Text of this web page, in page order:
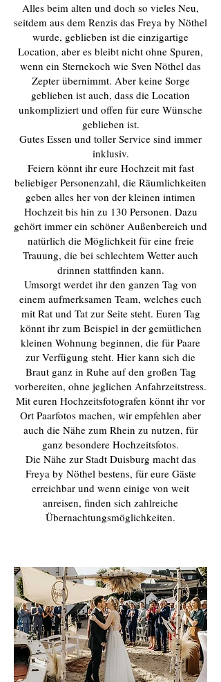
Alles beim alten und doch so vieles Neu,
seitdem aus dem Renzis das Freya by Nöthel
wurde, geblieben ist die einzigartige
Location, aber es bleibt nicht ohne Spuren,
wenn ein Sternekoch wie Sven Nöthel das
Zepter übernimmt. Aber keine Sorge
geblieben ist auch, dass die Location
unkompliziert und offen für eure Wünsche
geblieben ist.
Gutes Essen und toller Service sind immer
inklusiv.
Feiern könnt ihr eure Hochzeit mit fast
beliebiger Personenzahl, die Räumlichkeiten
geben alles her von der kleinen intimen
Hochzeit bis hin zu 130 Personen. Dazu
gehört immer ein schöner Außenbereich und
natürlich die Möglichkeit für eine freie
Trauung, die bei schlechtem Wetter auch
drinnen stattfinden kann.
Umsorgt werdet ihr den ganzen Tag von
einem aufmerksamen Team, welches euch
mit Rat und Tat zur Seite steht. Euren Tag
könnt ihr zum Beispiel in der gemütlichen
kleinen Wohnung beginnen, die für Paare
zur Verfügung steht. Hier kann sich die
Braut ganz in Ruhe auf den großen Tag
vorbereiten, ohne jeglichen Anfahrzeitstress.
Mit euren Hochzeitsfotografen könnt ihr vor
Ort Paarfotos machen, wir empfehlen aber
auch die Nähe zum Rhein zu nutzen, für
ganz besondere Hochzeitsfotos.
Die Nähe zur Stadt Duisburg macht das
Freya by Nöthel bestens, für eure Gäste
erreichbar und wenn einige von weit
anreisen, finden sich zahlreiche
Übernachtungsmöglichkeiten.